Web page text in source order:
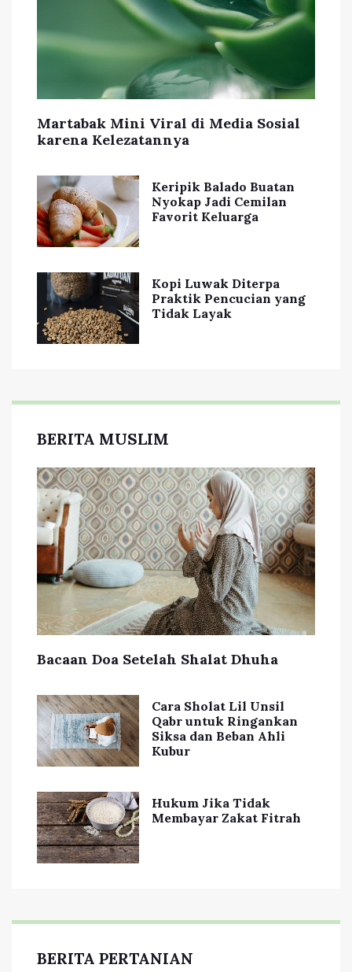
Martabak Mini Viral di Media Sosial
karena Kelezatannya
Keripik Balado Buatan
Nyokap Jadi Cemilan
Favorit Keluarga
Kopi Luwak Diterpa
Praktik Pencucian yang
Tidak Layak
BERITA MUSLIM
Bacaan Doa Setelah Shalat Dhuha
Cara Sholat Lil Unsil
Qabr untuk Ringankan
Siksa dan Beban Ahli
Kubur
Hukum Jika Tidak
Membayar Zakat Fitrah
BERITA PERTANIAN